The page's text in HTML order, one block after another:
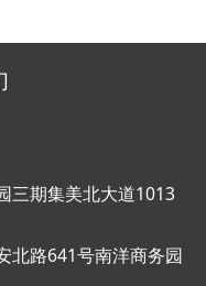
三期集美北大道1013
北路641号南洋商务园